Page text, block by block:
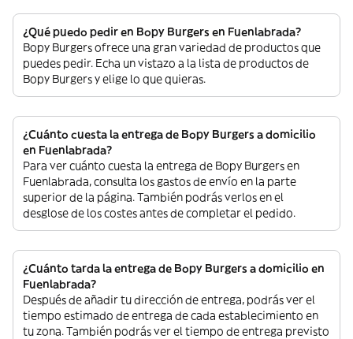
¿Qué puedo pedir en Bopy Burgers en Fuenlabrada?
Bopy Burgers ofrece una gran variedad de productos que
puedes pedir. Echa un vistazo a la lista de productos de
Bopy Burgers y elige lo que quieras.
¿Cuánto cuesta la entrega de Bopy Burgers a domicilio
en Fuenlabrada?
Para ver cuánto cuesta la entrega de Bopy Burgers en
Fuenlabrada, consulta los gastos de envío en la parte
superior de la página. También podrás verlos en el
desglose de los costes antes de completar el pedido.
¿Cuánto tarda la entrega de Bopy Burgers a domicilio en
Fuenlabrada?
Después de añadir tu dirección de entrega, podrás ver el
tiempo estimado de entrega de cada establecimiento en
tu zona. También podrás ver el tiempo de entrega previsto